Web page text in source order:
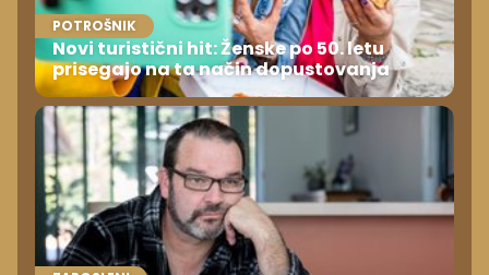
POTROŠNIK
Novi turistični hit: Ženske po 50. letu
prisegajo na ta način dopustovanja